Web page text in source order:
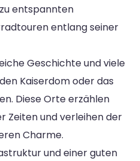
entspannten
entlang seiner
Geschichte und viele
Kaiserdom oder das
Diese Orte erzählen
Zeiten und verleihen der
Charme.
und einer guten